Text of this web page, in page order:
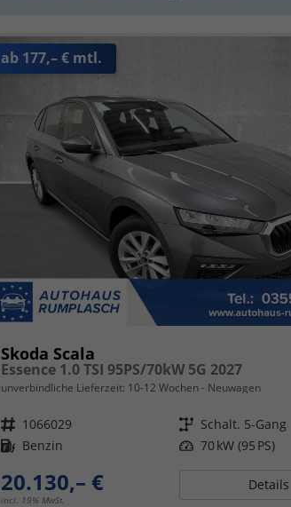
ab 177,– € mtl.
Skoda Scala
Essence 1.0 TSI 95PS/70kW 5G 2027
unverbindliche Lieferzeit: 10-12 Wochen Neuwagen
Fahrzeugnr. 1066029 Getriebe Schalt. 5-Gang
Kraftstoff Benzin Leistung 70 kW (95 PS)
20.130,– €
incl. 19% MwSt.
Details